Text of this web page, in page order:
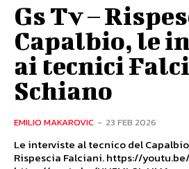
Gs Tv –
Capalbio, le
ai tecnici
Schiano
EMILIO MAKAROVIC - 23 FEB 2026
Le interviste al tecnico del
Rispescia Falciani. https://youtu.be/FNko08W586w